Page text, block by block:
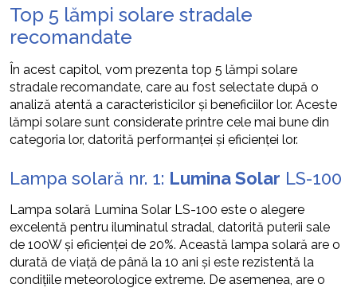
Top 5 lămpi solare stradale
recomandate
În acest capitol, vom prezenta top 5 lămpi solare
stradale recomandate, care au fost selectate după o
analiză atentă a caracteristicilor și beneficiilor lor. Aceste
lămpi solare sunt considerate printre cele mai bune din
categoria lor, datorită performanței și eficienței lor.
Lampa solară nr. 1: Lumina Solar LS-100
Lampa solară Lumina Solar LS-100 este o alegere
excelentă pentru iluminatul stradal, datorită puterii sale
de 100W și eficienței de 20%. Această lampa solară are o
durată de viață de până la 10 ani și este rezistentă la
condițiile meteorologice extreme. De asemenea, are o